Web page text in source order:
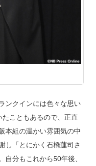
ンクインには色々な思い
こともあるので、正直
本組の温かい雰囲気の中
し「とにかく石橋蓮司さ
自分もこれから50年後、